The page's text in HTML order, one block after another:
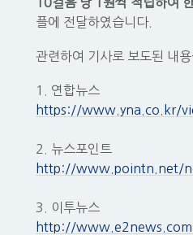
플에 전달하였습니다.
관련하여 기사로 보도된 내
1. 연합뉴스
https://www.yna.co.kr/
2. 뉴스포인트
http://www.pointn.net/
3. 이투뉴스
http://